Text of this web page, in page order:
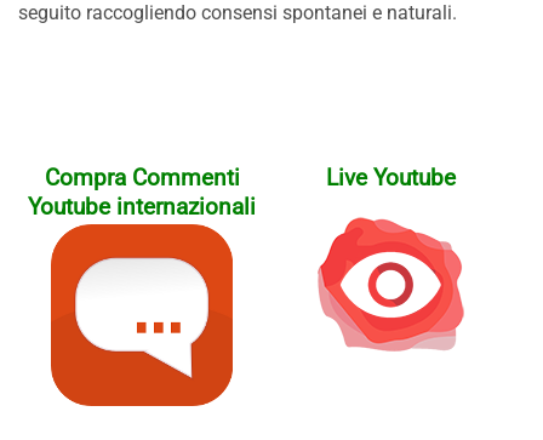
seguito raccogliendo consensi spontanei e naturali.
Compra Commenti
Youtube internazionali
Live Youtube